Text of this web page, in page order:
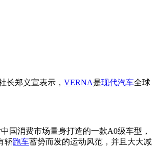
长郑义宣表示， VERNA是现代汽车全球
国消费市场量身打造的一款A0级车型，
轿跑车蓄势而发的运动风范，并且大大减